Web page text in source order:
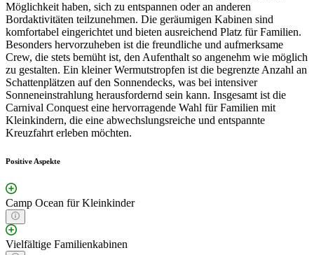
Möglichkeit haben, sich zu entspannen oder an anderen
Bordaktivitäten teilzunehmen. Die geräumigen Kabinen sind
komfortabel eingerichtet und bieten ausreichend Platz für Familien.
Besonders hervorzuheben ist die freundliche und aufmerksame
Crew, die stets bemüht ist, den Aufenthalt so angenehm wie möglich
zu gestalten. Ein kleiner Wermutstropfen ist die begrenzte Anzahl an
Schattenplätzen auf den Sonnendecks, was bei intensiver
Sonneneinstrahlung herausfordernd sein kann. Insgesamt ist die
Carnival Conquest eine hervorragende Wahl für Familien mit
Kleinkindern, die eine abwechslungsreiche und entspannte
Kreuzfahrt erleben möchten.
Positive Aspekte
Camp Ocean für Kleinkinder
Vielfältige Familienkabinen